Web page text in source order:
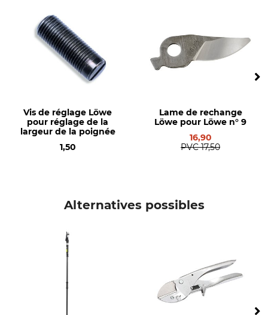
Type de produit
Sécateur bypass
N° 9, version standard
Made in Germany
Poids
Vis de réglage Löwe
pour réglage de la
largeur de la poignée
1,50
Lame de rechange
Löwe pour Löwe n° 9
16,90
PVC 17,50
Alternatives possibles